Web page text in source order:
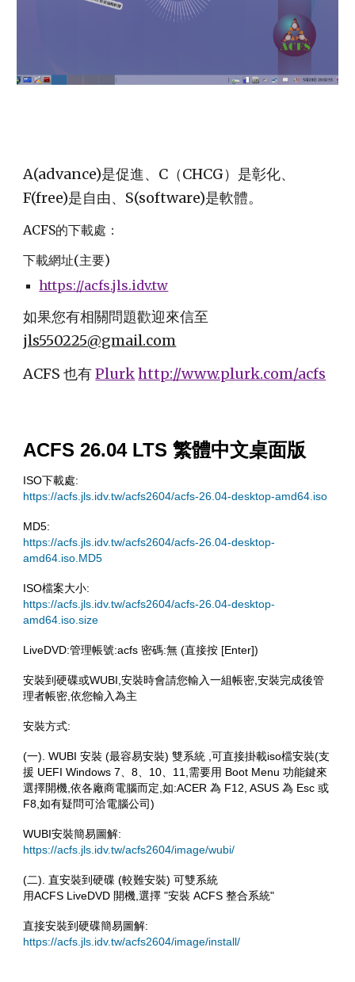
A(advance)是促進、C（CHCG）是彰化、
F(free)是自由、S(software)是軟體。
ACFS的下載處：
下載網址(主要)
https://acfs.jls.idv.tw
如果您有相關問題歡迎來信至
jls550225@gmail.com
ACFS 也有Plurkhttp://www.plurk.com/acfs
ACFS 26.04 LTS 繁體中文桌面版
ISO下載處:
https://acfs.jls.idv.tw/acfs2604/acfs-26.04-desktop-amd64.iso
MD5:
https://acfs.jls.idv.tw/acfs2604/acfs-26.04-desktop-
amd64.iso.MD5
ISO檔案大小:
https://acfs.jls.idv.tw/acfs2604/acfs-26.04-desktop-
amd64.iso.size
LiveDVD:管理帳號:acfs 密碼:無 (直接按 [Enter])
安裝到硬碟或WUBI,安裝時會請您輸入一組帳密,安裝完成後管
理者帳密,依您輸入為主
安裝方式:
(一). WUBI 安裝 (最容易安裝) 雙系統 ,可直接掛載iso檔安裝(支
援 UEFI Windows 7、8、10、11,需要用 Boot Menu 功能鍵來
選擇開機,依各廠商電腦而定,如:ACER 為 F12, ASUS 為 Esc 或
F8,如有疑問可洽電腦公司)
WUBI安裝簡易圖解:
https://acfs.jls.idv.tw/acfs2604/image/wubi/
(二). 直安裝到硬碟 (較難安裝) 可雙系統
用ACFS LiveDVD 開機,選擇 "安裝 ACFS 整合系統"
直接安裝到硬碟簡易圖解:
https://acfs.jls.idv.tw/acfs2604/image/install/